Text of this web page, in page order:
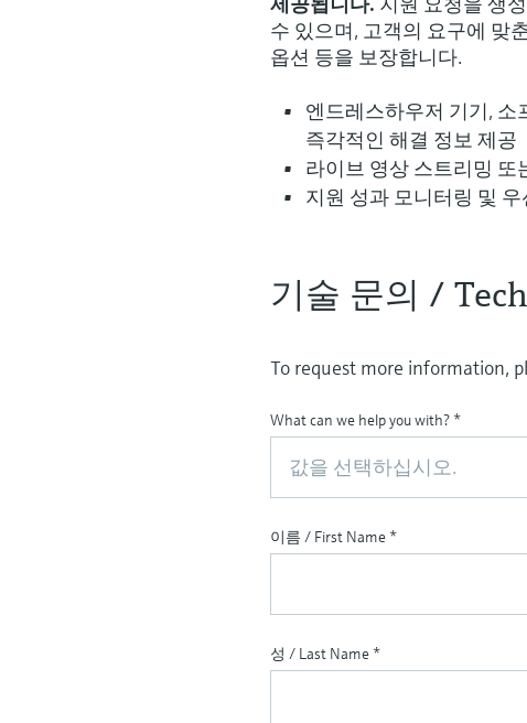
수 있으며, 고객의 요구에 맞
옵션 등을 보장합니다.
엔드레스하우저 기기, 소
즉각적인 해결 정보 제공
라이브 영상 스트리밍 또
지원 성과 모니터링 및
기술 문의 /
To request more information,
What can we help you with? *
값을 선택하십시오.
이름 / First Name *
성 / Last Name *